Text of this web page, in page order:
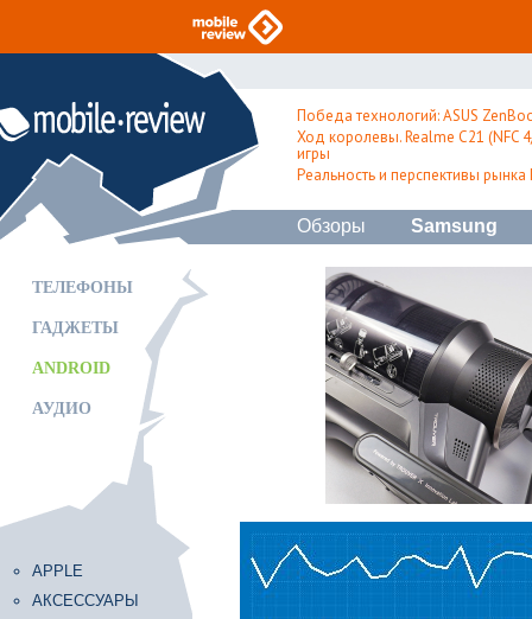
Победа технологий: ASUS
Ход королевы. Realme C21 (NFC
игры
Реальность и перспективы
Обзоры Samsung
ТЕЛЕФОНЫ
ГАДЖЕТЫ
ANDROID
АУДИО
APPLE
АКСЕССУАРЫ